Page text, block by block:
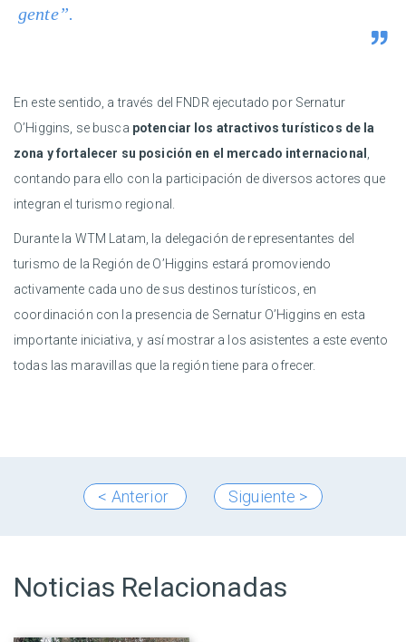
gente”.
En este sentido, a través del FNDR ejecutado por Sernatur
O’Higgins, se busca potenciar los atractivos turísticos de la
zona y fortalecer su posición en el mercado internacional
contando para ello con la participación de diversos actores que
integran el turismo regional.
Durante la WTM Latam, la delegación de representantes del
turismo de la Región de O’Higgins estará promoviendo
activamente cada uno de sus destinos turísticos, en
coordinación con la presencia de Sernatur O’Higgins en esta
importante iniciativa, y así mostrar a los asistentes a este evento
todas las maravillas que la región tiene para ofrecer.
< Anterior Siguiente >
Noticias Relacionadas